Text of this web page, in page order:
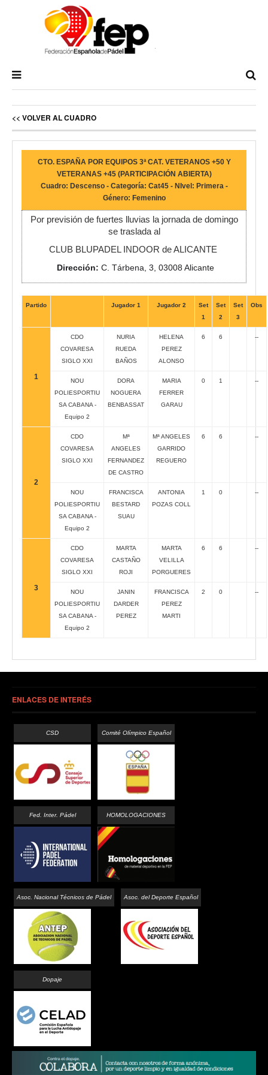
<< VOLVER AL CUADRO
CTO. ESPAÑA POR EQUIPOS 3ª CAT. VETERANOS +50 Y
VETERANAS +45 (PARTICIPACIÓN ABIERTA)
Cuadro: Descenso - Categoría: Cat45 - NIvel: Primera -
Género: Femenino
Por previsión de fuertes lluvias la jornada de domingo
se traslada al
CLUB BLUPADEL INDOOR de ALICANTE
Dirección: C. Tárbena, 3, 03008 Alicante
Partido Jugador 1 Jugador 2
Set
1
Set
2
Set
3
Obs
1
CDO
COVARESA
SIGLO XXI
NURIA
RUEDA
BAÑOS
HELENA
PEREZ
ALONSO
6 6 --
NOU
POLIESPORTIU
SA CABANA -
Equipo 2
DORA
NOGUERA
BENBASSAT
MARIA
FERRER
GARAU
0 1 --
2
CDO
COVARESA
SIGLO XXI
Mª
ANGELES
FERNANDEZ
DE CASTRO
Mª ANGELES
GARRIDO
REGUERO
6 6 --
NOU
POLIESPORTIU
SA CABANA -
Equipo 2
FRANCISCA
BESTARD
SUAU
ANTONIA
POZAS COLL
1 0 --
3
CDO
COVARESA
SIGLO XXI
MARTA
CASTAÑO
ROJI
MARTA
VELILLA
PORGUERES
6 6 --
NOU
POLIESPORTIU
SA CABANA -
Equipo 2
JANIN
DARDER
PEREZ
FRANCISCA
PEREZ
MARTI
2 0 --
ENLACES DE INTERÉS
CSD Comité Olímpico Español
Fed. Inter. Pádel HOMOLOGACIONES
Asoc. Nacional Técnicos de Pádel Asoc. del Deporte Español
Dopaje